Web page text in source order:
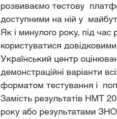
розвиваємо тестову
доступними на ній у
Як і минулого року, під
користуватися
Український центр
демонстраційні варіанти
форматом тестування і
Замість результатів НМТ
року або результатами